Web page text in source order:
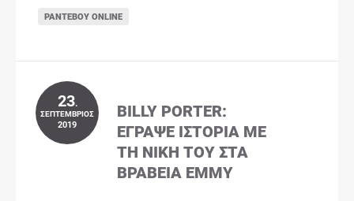
ΡΑΝΤΕΒΟΎ ONLINE
23.
ΣΕΠΤΈΜΒΡΙΟΣ
2019
BILLY PORTER:
ΈΓΡΑΨΕ ΙΣΤΟΡΊΑ ΜΕ
ΤΗ ΝΊΚΗ ΤΟΥ ΣΤΑ
ΒΡΑΒΕΊΑ EMMY